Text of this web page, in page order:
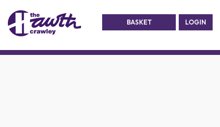
BASKET LOGIN